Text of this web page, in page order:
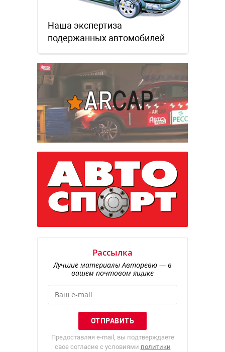
Наша экспертиза
подержанных автомобилей
Рассылка
Лучшие материалы Авторевю — в
вашем почтовом ящике
Предоставляя e-mail, вы подтверждаете
свое согласие с условиями политики